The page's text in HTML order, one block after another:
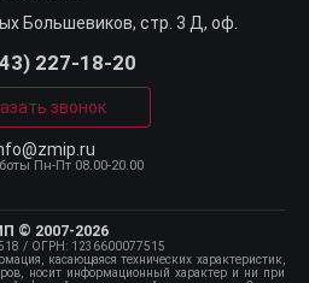
Большевиков, стр. 3 Д, оф.
227-18-20
звонок
Пн-Пт 08.00-20.00
© 2007-2026
/ ОГРН: 1236600077515
касающаяся технических характеристик,
носит информационный характер и ни при